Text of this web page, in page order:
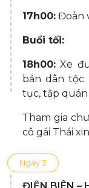
17h00: Đoàn
Buổi tối:
18h00: Xe
bản dân tộc
tục, tập quán
Tham gia
cô gái Thái
Ngày 3